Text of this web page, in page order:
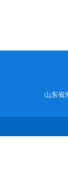
山东省